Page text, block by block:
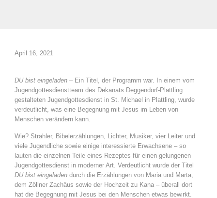
April 16, 2021
DU bist eingeladen – Ein Titel, der Programm war. In einem vom
Jugendgottesdienstteam des Dekanats Deggendorf-Plattling
gestalteten Jugendgottesdienst in St. Michael in Plattling, wurde
verdeutlicht, was eine Begegnung mit Jesus im Leben von
Menschen verändern kann.
Wie? Strahler, Bibelerzählungen, Lichter, Musiker, vier Leiter und
viele Jugendliche sowie einige interessierte Erwachsene – so
lauten die einzelnen Teile eines Rezeptes für einen gelungenen
Jugendgottesdienst in moderner Art. Verdeutlicht wurde der Titel
DU bist eingeladen durch die Erzählungen von Maria und Marta,
dem Zöllner Zachäus sowie der Hochzeit zu Kana – überall dort
hat die Begegnung mit Jesus bei den Menschen etwas bewirkt.